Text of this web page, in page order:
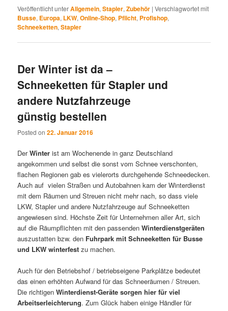
Veröffentlicht unterAllgemein,Stapler,Zubehör |Verschlagwortet mit
Busse, Europa, LKW,Online-Shop, Pflicht, Profishop,
Schneeketten,Stapler
Der Winter ist da –
Schneeketten für Stapler und
andere Nutzfahrzeuge
günstig bestellen
Posted on22. Januar 2016
DerWinter ist am Wochenende in ganz Deutschland
angekommen und selbst die sonst vom Schnee verschonten,
flachen Regionen gab es vielerorts durchgehende Schneedecken.
Auch auf vielen Straßen und Autobahnen kam der Winterdienst
mit dem Räumen und Streuen nicht mehr nach, so dass viele
LKW, Stapler und andere Nutzfahrzeuge auf Schneeketten
angewiesen sind. Höchste Zeit für Unternehmen aller Art, sich
auf die Räumpflichten mit den passendenWinterdienstgeräten
auszustatten bzw. den Fuhrpark mit Schneeketten für Busse
und LKW winterfest zu machen.
Auch für den Betriebshof / betriebseigene Parkplätze bedeutet
das einen erhöhten Aufwand für das Schneeräumen / Streuen.
Die richtigen Winterdienst-Geräte sorgen hier für viel
Arbeitserleichterung. Zum Glück haben einige Händler für